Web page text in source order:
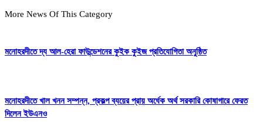
More News Of This Category
মনোহরদীতে দ্য আল-হেরা ফাউন্ডেশনের কুইক কুইজ প্রতিযোগিতা অনুষ্ঠিত
মনোহরদীতে খাল খনন সম্পন্ন, প্রকল্প ব্যয়ের প্রায় অর্ধেক অর্থ সরকারি কোষাগারে ফেরত
দিলেন ইউএনও